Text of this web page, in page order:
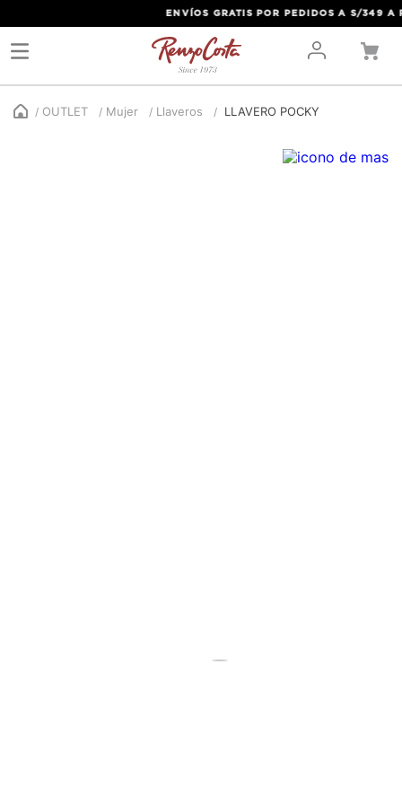
ENVÍOS GRATIS POR PEDIDOS A S/349 A
OUTLET Mujer Llaveros LLAVERO POCKY